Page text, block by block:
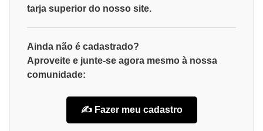
tarja superior do nosso site.
Ainda não é cadastrado?
Aproveite e junte-se agora mesmo à nossa
comunidade:
✍️ Fazer meu cadastro